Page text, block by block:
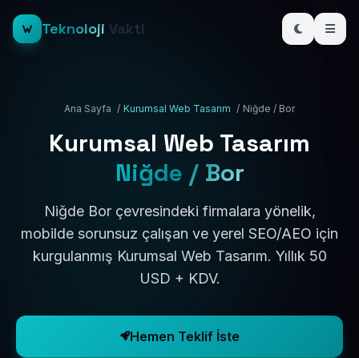
Teknoloji Vakti
Ana Sayfa / Kurumsal Web Tasarım / Niğde / Bor
Kurumsal Web Tasarım
Niğde / Bor
Niğde Bor çevresindeki firmalara yönelik,
mobilde sorunsuz çalışan ve yerel SEO/AEO için
kurgulanmış Kurumsal Web Tasarım. Yıllık 50
USD + KDV.
Hemen Teklif İste